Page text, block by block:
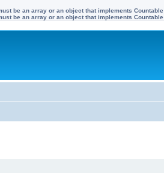
be an array or an object that implements Countable
be an array or an object that implements Countable